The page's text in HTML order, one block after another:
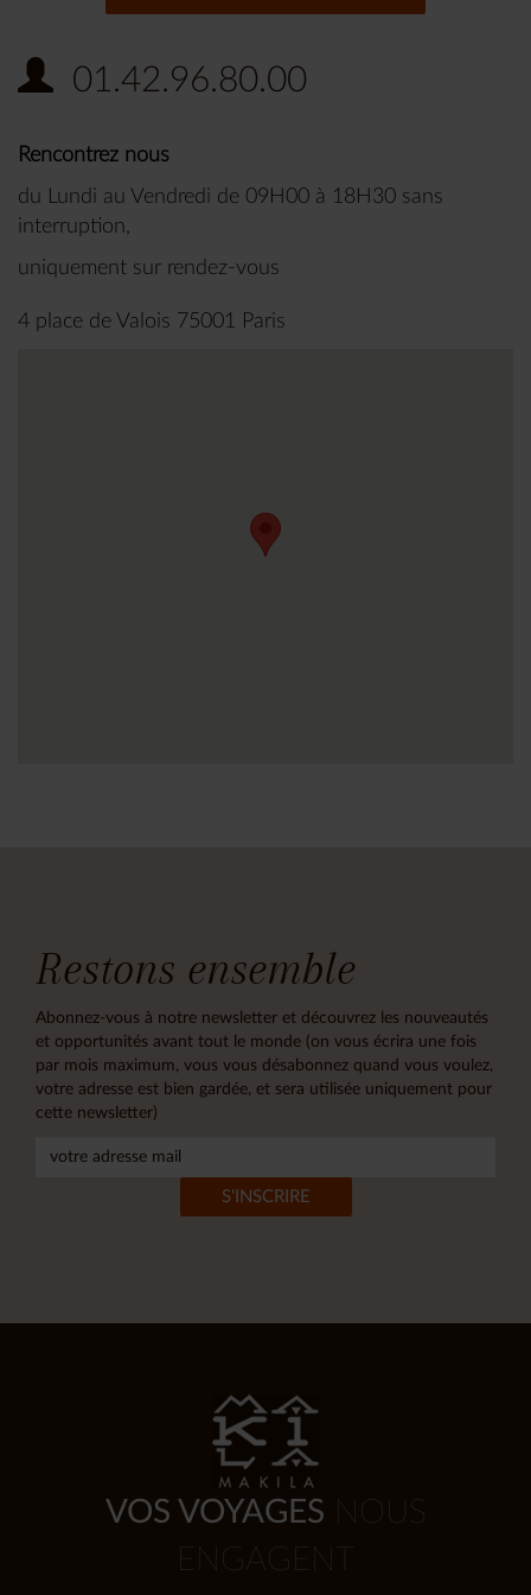
01.42.96.80.00
Rencontrez nous
du Lundi au Vendredi de 09H00 à 18H30 sans
interruption,
uniquement sur rendez-vous
4 place de Valois 75001 Paris
Restons ensemble
Abonnez-vous à notre newsletter et découvrez les nouveautés
et opportunités avant tout le monde (on vous écrira une fois
par mois maximum, vous vous désabonnez quand vous voulez,
votre adresse est bien gardée, et sera utilisée uniquement pour
cette newsletter)
VOS VOYAGES NOUS
ENGAGENT